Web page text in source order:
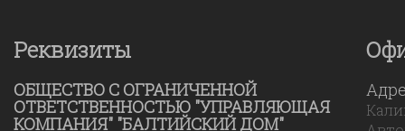
Реквизиты
ОБЩЕСТВО С ОГРАНИЧЕННОЙ
ОТВЕТСТВЕННОСТЬЮ "УПРАВЛЯЮЩАЯ
КОМПАНИЯ" "БАЛТИЙСКИЙ ДОМ"